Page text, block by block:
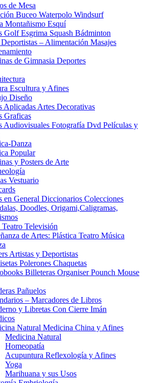
de Mesa
Buceo Waterpolo Windsurf
Montañismo Esquí
Golf Esgrima Squash Bádminton
Deportistas – Alimentación Masajes
de Gimnasia Deportes
Escultura y Afines
Diseño
Aplicadas Artes Decorativas
Graficas
Audiovisuales Fotografía Dvd Películas y
Danza
Popular
y Posters de Arte
Vestuario
en General Diccionarios Colecciones
Doodles, Origami,Caligramas,
Televisión
de Artes: Plástica Teatro Música
Artistas y Deportistas
Polerones Chaquetas
Billeteras Organiser Pounch Mouse
Pañuelos
– Marcadores de Libros
y Libretas Con Cierre Imán
Natural Medicina China y Afines
Medicina Natural
Homeopatía
Acupuntura Reflexología y Afines
Yoga
Marihuana y sus Usos